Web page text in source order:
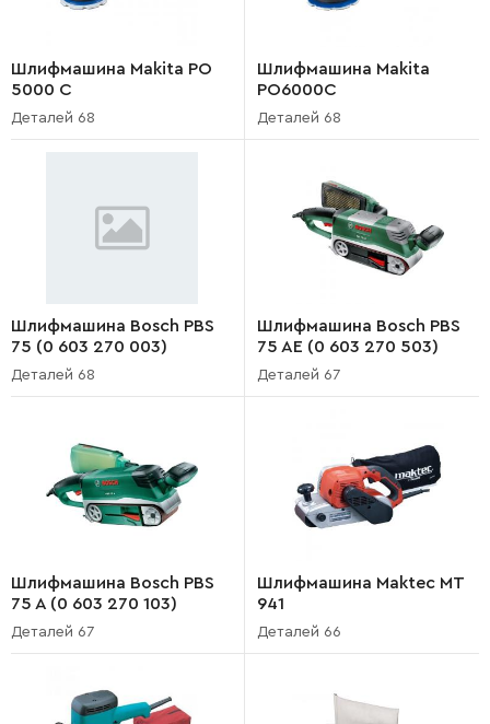
Шлифмашина Makita PO
5000 C
Деталей 68
Шлифмашина Makita
PO6000C
Деталей 68
Шлифмашина Bosch PBS
75 (0 603 270 003)
Деталей 68
Шлифмашина Bosch PBS
75 AE (0 603 270 503)
Деталей 67
Шлифмашина Bosch PBS
75 A (0 603 270 103)
Деталей 67
Шлифмашина Maktec MT
941
Деталей 66